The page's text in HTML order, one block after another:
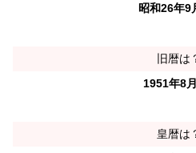
昭和26年9
旧暦は
1951年8
皇暦は